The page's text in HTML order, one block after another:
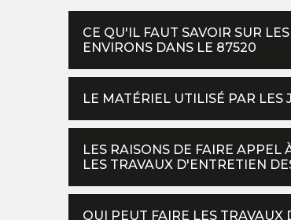
CE QU'IL FAUT SAVOIR SUR
ENVIRONS DANS LE 87520
LE MATÉRIEL UTILISÉ PAR LES
LES RAISONS DE FAIRE APPEL
LES TRAVAUX D'ENTRETIEN
QUI PEUT FAIRE LES TRAVAUX